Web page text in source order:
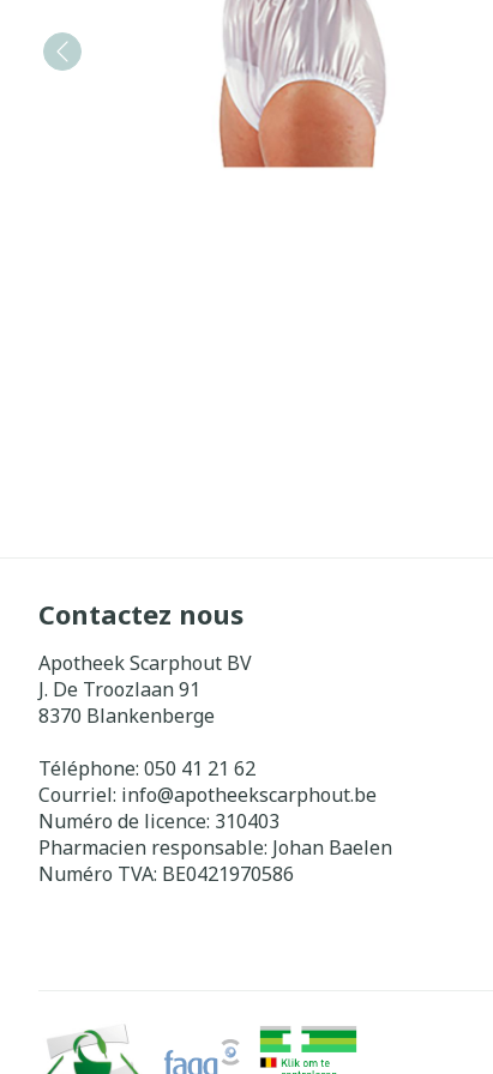
Contactez nous
Apotheek Scarphout BV
J. De Troozlaan 91
8370 Blankenberge
Téléphone: 050 41 21 62
Courriel: info@apotheekscarphout.be
Numéro de licence: 310403
Pharmacien responsable: Johan Baelen
Numéro TVA: BE0421970586